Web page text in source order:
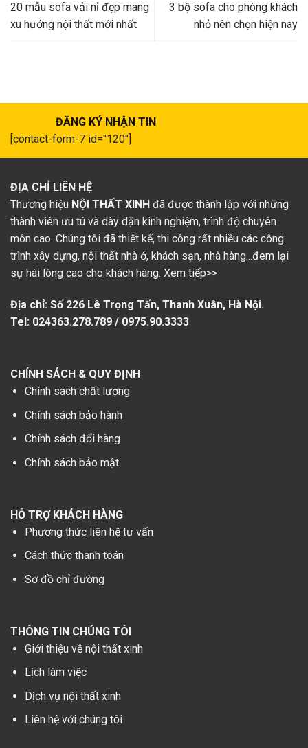
20 mẫu sofa vải nỉ đẹp mang
xu hướng nội thất mới nhất
3 bộ sofa cho phòng khách
nhỏ nên chọn hiện nay
ĐĂNG KÝ NHẬN TIN
[contact-form-7 id="120"]
ĐỊA CHỈ LIÊN HỆ
Thương hiệu NỘI THẤT XINH đã được thành lập với những
thành viên ưu tú và dày dặn kinh nghiệm, trình độ chuyên
môn cao. Chúng tôi đã thiết kế, thi công rất nhiều các công
trình xây dựng, nội thất nhà ở, khách sạn, nhà hàng...đem lại
sự hài lòng cao cho khách hàng. Xem tiếp>>
Địa chỉ: Số 226 Lê Trọng Tấn, Thanh Xuân, Hà Nội.
Tel: 024363.278.789 / 0975.90.3333
CHÍNH SÁCH & QUY ĐỊNH
Chính sách chất lượng
Chính sách bảo hành
Chính sách đổi hàng
Chính sách bảo mật
HỖ TRỢ KHÁCH HÀNG
Phương thức liên hệ tư vấn
Cách thức thanh toán
Sơ đồ chỉ đường
THÔNG TIN CHÚNG TÔI
Giới thiệu về nội thất xinh
Lịch làm việc
Dịch vụ nội thất xinh
Liên hệ với chúng tôi